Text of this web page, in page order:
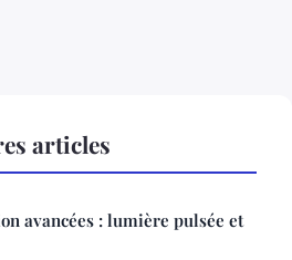
articles
avancées : lumière pulsée et